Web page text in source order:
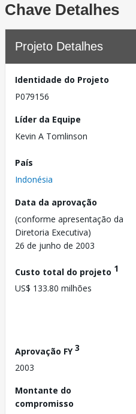
Chave Detalhes
Projeto Detalhes
Identidade do Projeto
P079156
Líder da Equipe
Kevin A Tomlinson
País
Indonésia
Data da aprovação
(conforme apresentação da
Diretoria Executiva)
26 de junho de 2003
Custo total do projeto 1
US$ 133.80 milhões
Aprovação FY3
2003
Montante do
compromisso